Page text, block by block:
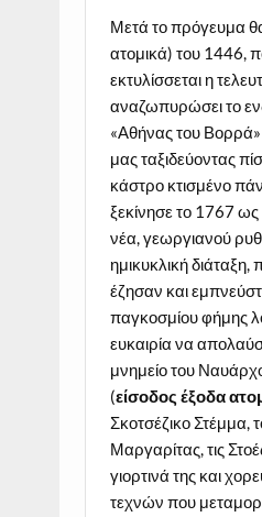
Μετά το πρόγευμα
ατομικά) του 1446,
εκτυλίσσεται η
αναζωπυρώσει το
«Αθήνας του
μας ταξιδεύοντας
κάστρο κτισμένο
ξεκίνησε το 1767
νέα, γεωργιανού
ημικυκλική
έζησαν και
παγκοσμίου φήμης
ευκαιρία να
μνημείο του
(είσοδος έξοδα
Σκοτσέζικο Στέμμα,
Μαργαρίτας, τις
γιορτινά της και
τεχνών που